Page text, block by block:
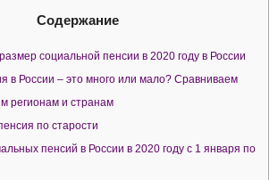
Содержание
социальной пенсии в 2020 году в России
в России – это много или мало? Сравниваем
регионам и странам
по старости
пенсий в России в 2020 году с 1 января по